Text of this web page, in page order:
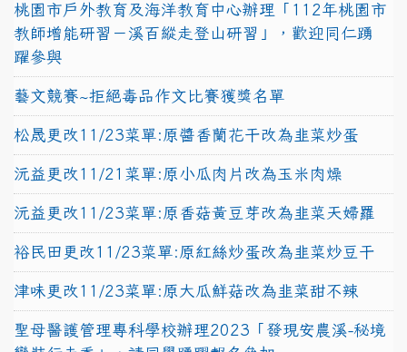
桃園市戶外教育及海洋教育中心辦理「112年桃園市
教師增能研習－溪百縱走登山研習」，歡迎同仁踴
躍參與
藝文競賽~拒絕毒品作文比賽獲獎名單
松晟更改11/23菜單:原醬香蘭花干改為韭菜炒蛋
沅益更改11/21菜單:原小瓜肉片改為玉米肉燥
沅益更改11/23菜單:原香菇黃豆芽改為韭菜天婦羅
裕民田更改11/23菜單:原紅絲炒蛋改為韭菜炒豆干
津味更改11/23菜單:原大瓜鮮菇改為韭菜甜不辣
聖母醫護管理專科學校辦理2023「發現安農溪-秘境